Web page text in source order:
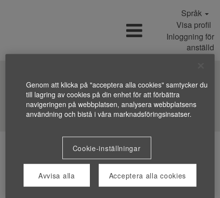
Språk
Visa profil
Inloggning för
anställd
Sök efter jobb
Genom att klicka på "acceptera alla cookies" samtycker du
till lagring av cookies på din enhet för att förbättra
navigeringen på webbplatsen, analysera webbplatsens
användning och bistå i våra marknadsföringsinsatser.
Cookie-inställningar
Avvisa alla Acceptera alla cookies